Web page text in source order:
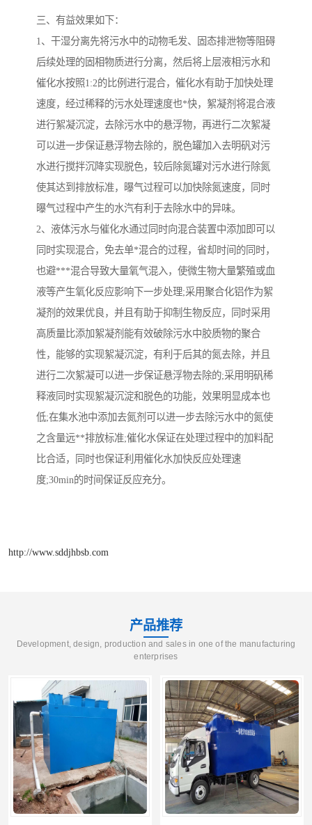
三、有益效果如下：
1、干湿分离先将污水中的动物毛发、固态排泄物等阻碍
后续处理的固相物质进行分离，然后将上层液相污水和
催化水按照1:2的比例进行混合，催化水有助于加快处理
速度，经过稀释的污水处理速度也*快，絮凝剂将混合液
进行絮凝沉淀，去除污水中的悬浮物，再进行二次絮凝
可以进一步保证悬浮物去除的，脱色罐加入去明矾对污
水进行搅拌沉降实现脱色，较后除氮罐对污水进行除氮
使其达到排放标准，曝气过程可以加快除氮速度，同时
曝气过程中产生的水汽有利于去除水中的异味。
2、液体污水与催化水通过同时向混合装置中添加即可以
同时实现混合，免去单*混合的过程，省却时间的同时，
也避***混合导致大量氧气混入，使微生物大量繁殖或血
液等产生氧化反应影响下一步处理;采用聚合化铝作为絮
凝剂的效果优良，并且有助于抑制生物反应，同时采用
高质量比添加絮凝剂能有效破除污水中胶质物的聚合
性，能够的实现絮凝沉淀，有利于后其的氮去除，并且
进行二次絮凝可以进一步保证悬浮物去除的;采用明矾稀
释液同时实现絮凝沉淀和脱色的功能，效果明显成本也
低;在集水池中添加去氮剂可以进一步去除污水中的氮使
之含量远**排放标准;催化水保证在处理过程中的加料配
比合适，同时也保证利用催化水加快反应处理速
度;30min的时间保证反应充分。
http://www.sddjhbsb.com
产品推荐
Development, design, production and sales in one of the manufacturing
enterprises